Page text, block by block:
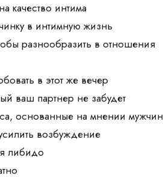
качество интима
в интимную жизнь
разнообразить в отношения
в этот же вечер
ваш партнер не забудет
основанные на мнении мужчин
возбуждение
либидо